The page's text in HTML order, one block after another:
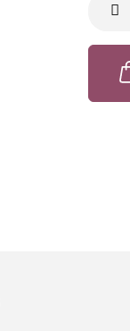
Stück